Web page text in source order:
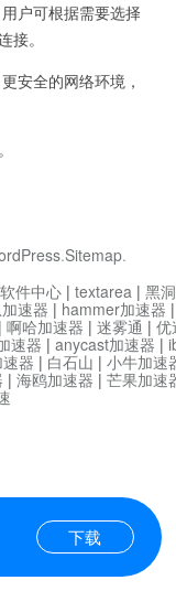
户可根据需要选择
接。
安全的网络环境，
.Sitemap.
下载
件中心 | textarea | 黑
速器 | hammer加速器
| 啊哈加速器 | 迷雾通 | 优
速器 | anycast加速器 |
器 | 白石山 | 小牛加速
| 海鸥加速器 | 芒果加速